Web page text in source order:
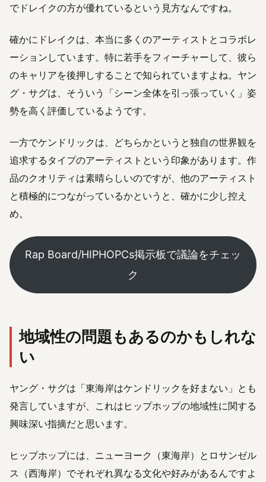
でドレイクの方が優れているという見方なんですね。
確かにドレイクは、本当に多くのアーティストとコラボレ
ーションしています。特に若手をフィーチャーして、彼ら
のキャリアを後押しすることで知られていますよね。ヤン
グ・サグは、そういう「シーン全体を引っ張っていく」姿
勢を高く評価しているようです。
一方でケンドリックは、どちらかというと独自の世界観を
追求するタイプのアーティストという印象があります。作
品のクオリティは素晴らしいのですが、他のアーティスト
と積極的につながっているかというと、確かに少し控え
め。
Rap Board/HIPHOPCs掲示板で議論をチェッ
ク
地域性の問題もあるのかもしれな
い
ヤング・サグは「東海岸はケンドリックを好まない」とも
発言していますが、これはヒップホップの地域性に関する
興味深い指摘だと思います。
ヒップホップには、ニューヨーク（東海岸）とロサンゼル
ス（西海岸）でそれぞれ異なる文化や好みがあるんですよ